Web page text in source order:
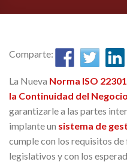
Comparte:
La Nueva Norma ISO
la Continuidad del Negocio
garantizarle a las partes
implante un sistema de
cumple con los requisitos
legislativos y con los